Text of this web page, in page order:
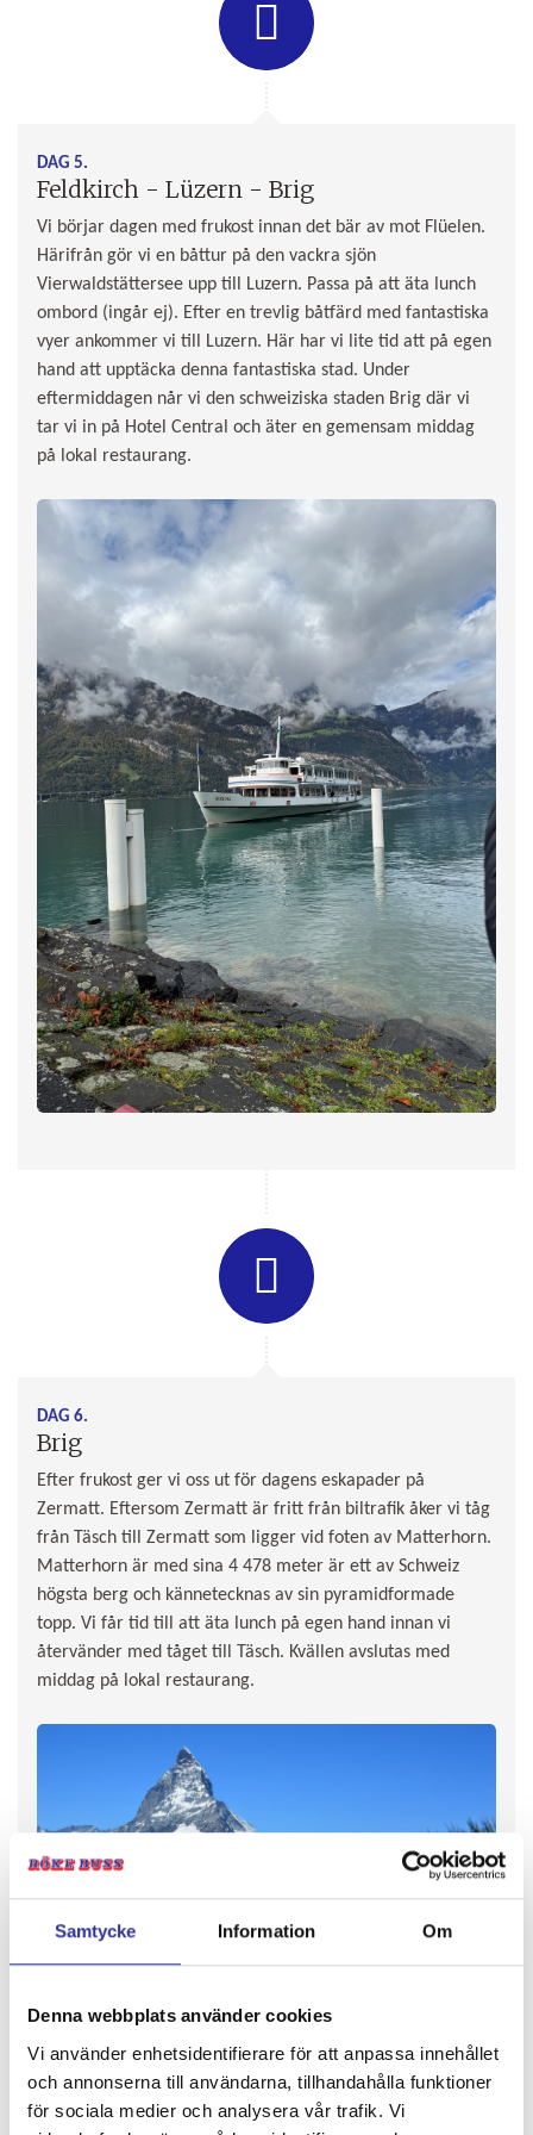
Samtycke Information Om
Denna webbplats använder cookies
Vi använder enhetsidentifierare för att anpassa innehållet
och annonserna till användarna, tillhandahålla funktioner
för sociala medier och analysera vår trafik. Vi
DAG 5.
Feldkirch - Lüzern - Brig
Vi börjar dagen med frukost innan det bär av mot Flüelen.
Härifrån gör vi en båttur på den vackra sjön
Vierwaldstättersee upp till Luzern. Passa på att äta lunch
ombord (ingår ej). Efter en trevlig båtfärd med fantastiska
vyer ankommer vi till Luzern. Här har vi lite tid att på egen
hand att upptäcka denna fantastiska stad. Under
eftermiddagen når vi den schweiziska staden Brig där vi
tar vi in på Hotel Central och äter en gemensam middag
på lokal restaurang.
DAG 6.
Brig
Efter frukost ger vi oss ut för dagens eskapader på
Zermatt. Eftersom Zermatt är fritt från biltrafik åker vi tåg
från Täsch till Zermatt som ligger vid foten av Matterhorn.
Matterhorn är med sina 4 478 meter är ett av Schweiz
högsta berg och kännetecknas av sin pyramidformade
topp. Vi får tid till att äta lunch på egen hand innan vi
återvänder med tåget till Täsch. Kvällen avslutas med
middag på lokal restaurang.